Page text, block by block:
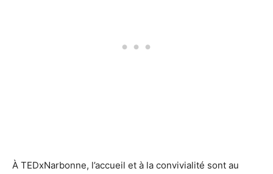
À TEDxNarbonne, l’accueil et à la convivialité sont au